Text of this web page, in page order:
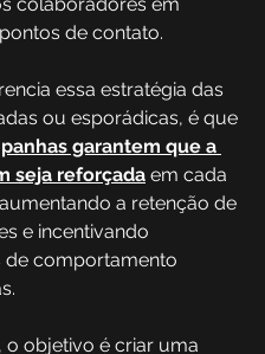
de contato.
essa estratégia das
ou esporádicas, é que
garantem que a
seja reforçada em cada
a retenção de
e incentivando
de comportamento
o objetivo é criar uma